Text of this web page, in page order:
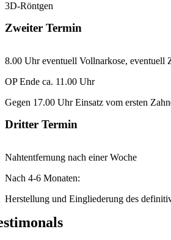
3D-Röntgen
Zweiter Termin
8.00 Uhr eventuell Vollnarkose, eventuell
OP Ende ca. 11.00 Uhr
Gegen 17.00 Uhr Einsatz vom ersten
Dritter Termin
Nahtentfernung nach einer Woche
Nach 4-6 Monaten:
Herstellung und Eingliederung des